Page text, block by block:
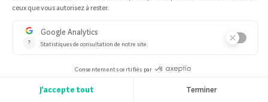
197 offers from: